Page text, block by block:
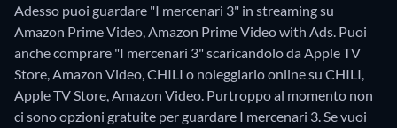
Adesso puoi guardare "I mercenari 3" in streaming su
Amazon Prime Video, Amazon Prime Video with Ads. Puoi
anche comprare "I mercenari 3" scaricandolo da Apple TV
Store, Amazon Video, CHILI o noleggiarlo online su CHILI,
Apple TV Store, Amazon Video. Purtroppo al momento non
ci sono opzioni gratuite per guardare I mercenari 3. Se vuoi